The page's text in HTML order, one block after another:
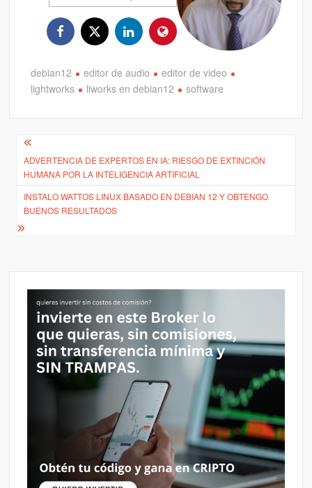
debian12 editor de audio
editor de video
lightworks
liworks en debian12 software
Navegación
de
entradas
ADVERTENCIA DE EXPERTOS EN IA: RIESGO DE EXTINCIÓN
HUMANA POR LA INTELIGENCIA ARTIFICIAL
INSTALO WATTOS LINUX BASADO EN DEBIAN 12 Y OBTENGO
BUENOS RESULTADOS